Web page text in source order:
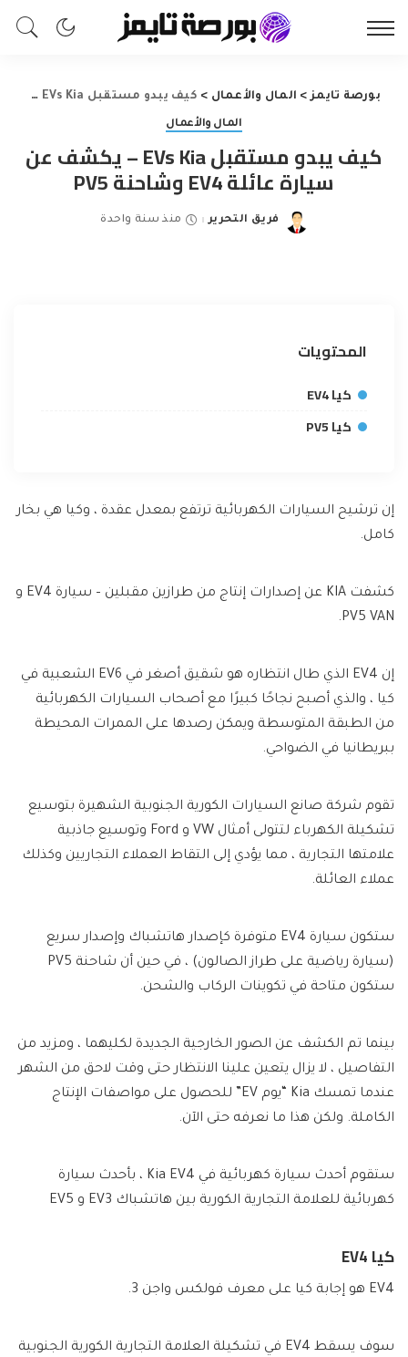
بورصة تايمز> المال والأعمال > كيف يبدو مستقبل EVs Kia – يكشف عن سيارة عائلة EV4 وشاحنة PV5
المال والأعمال
كيف يبدو مستقبل EVs Kia – يكشف عن
سيارة عائلة EV4 وشاحنة PV5
Posted
فريق التحرير منذ سنة واحدة
المحتويات
كيا EV4
كيا PV5
إن ترشيح السيارات الكهربائية ترتفع بمعدل عقدة ، وكيا هي بخار
كامل.
كشفت KIA عن إصدارات إنتاج من طرازين مقبلين – سيارة EV4 و
PV5 VAN.
إن EV4 الذي طال انتظاره هو شقيق أصغر في EV6 الشعبية في
كيا ، والذي أصبح نجاحًا كبيرًا مع أصحاب السيارات الكهربائية
من الطبقة المتوسطة ويمكن رصدها على الممرات المحيطة
ببريطانيا في الضواحي.
تقوم شركة صانع السيارات الكورية الجنوبية الشهيرة بتوسيع
تشكيلة الكهرباء لتتولى أمثال VW و Ford وتوسيع جاذبية
علامتها التجارية ، مما يؤدي إلى التقاط العملاء التجاريين وكذلك
عملاء العائلة.
ستكون سيارة EV4 متوفرة كإصدار هاتشباك وإصدار سريع
(سيارة رياضية على طراز الصالون) ، في حين أن شاحنة PV5
ستكون متاحة في تكوينات الركاب والشحن.
بينما تم الكشف عن الصور الخارجية الجديدة لكليهما ، ومزيد من
التفاصيل ، لا يزال يتعين علينا الانتظار حتى وقت لاحق من الشهر
عندما تمسك Kia “يوم EV” للحصول على مواصفات الإنتاج
الكاملة. ولكن هذا ما نعرفه حتى الآن.
ستقوم أحدث سيارة كهربائية في Kia EV4 ، بأحدث سيارة
كهربائية للعلامة التجارية الكورية بين هاتشباك EV3 و EV5
كيا EV4
EV4 هو إجابة كيا على معرف فولكس واجن 3.
سوف يسقط EV4 في تشكيلة العلامة التجارية الكورية الجنوبية